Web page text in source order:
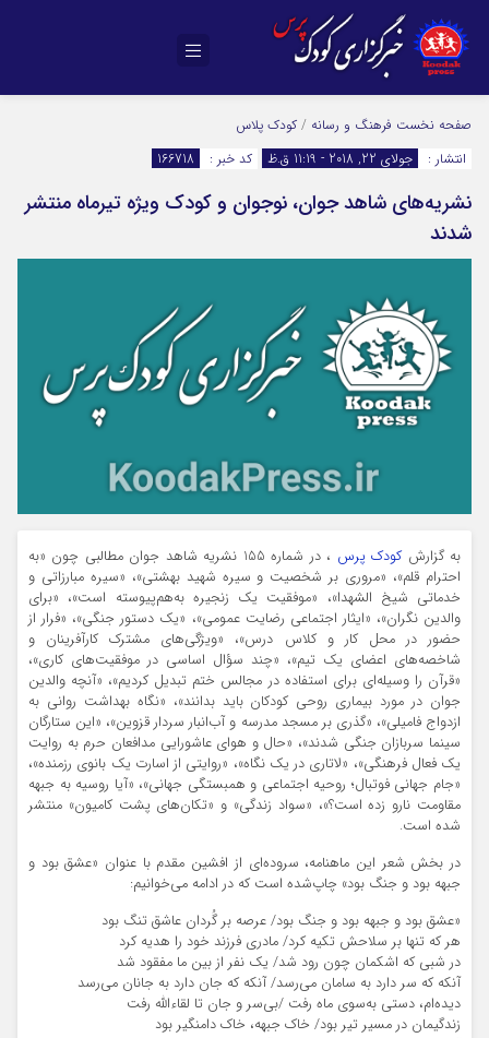
صفحه نخست فرهنگ و رسانه / کودک پلاس
انتشار :
جولای 22, 2018 - 11:19 ق.ظ کد خبر : 166718
نشریه‌های شاهد جوان، نوجوان و کودک ویژه تیرماه منتشر
شدند
به گزارشکودک پرس
، در شماره 155 نشریه شاهد جوان مطالبی چون «به
احترام قلم»، «مروری بر شخصیت و سیره شهید بهشتی»، «سیره مبارزاتی و
خدماتی شیخ الشهدا»، «موفقیت یک زنجیره به‌هم‌پیوسته است»، «برای
والدین نگران»، «ایثار اجتماعی رضایت عمومی»، «یک دستور جنگی»، «فرار از
حضور در محل کار و کلاس درس»، «ویژگی‌های مشترک کارآفرینان و
شاخصه‌های اعضای یک تیم»، «چند سؤال اساسی در موفقیت‌های کاری»،
«قرآن را وسیله‌ای برای استفاده در مجالس ختم تبدیل کردیم»، «آنچه والدین
جوان در مورد بیماری روحی کودکان باید بدانند»، «نگاه بهداشت روانی به
ازدواج فامیلی»، «گذری بر مسجد مدرسه و آب‌انبار سردار قزوین»، «این ستارگان
سینما سربازان جنگی شدند»، «حال و هوای عاشورایی مدافعان حرم به روایت
یک فعال فرهنگی»، «لاتاری در یک نگاه»، «روایتی از اسارت یک بانوی رزمنده»،
«جام جهانی فوتبال؛ روحیه اجتماعی و همبستگی جهانی»، «آیا روسیه به جبهه
مقاومت نارو زده است؟»، «سواد زندگی» و «تکان‌های پشت کامیون» منتشر
شده است.
در بخش شعر این ماهنامه، سروده‌ای از افشین مقدم با عنوان «عشق بود و
جبهه بود و جنگ بود» چاپ‌شده است که در ادامه می‌خوانیم:
«عشق بود و جبهه بود و جنگ بود/ عرصه بر گُردان عاشق تنگ بود
هر که تنها بر سلاحش تکیه کرد/ مادری فرزند خود را هدیه کرد
در شبی که اشکمان چون رود شد/ یک نفر از بین ما مفقود شد
آنکه که سر دارد به سامان می‌رسد/ آنکه که جان دارد به جانان می‌رسد
دیده‌ام، دستی به‌سوی ماه رفت /بی‌سر و جان تا لقاءالله رفت
زندگیمان در مسیر تیر بود/ خاک جبهه، خاک دامنگیر بود